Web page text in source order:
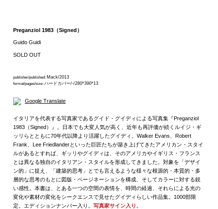
Preganziol 1983（Signed）
Guido Guidi
SOLD OUT
publisher/published: Mack/2013
format/pages/size: ハードカバー/-/280*390*13
Google Translate
イタリアを代表する写真家であるグイド・グイディによる写真集『Preganziol
1983（Signed）』。日本でも大変人気が高く、近年も再評価が続くルイジ・ギ
ッリらとともに70年代以降より活躍したグイディ。Walker Evans、Robert
Frank、Lee Friedlanderといった巨匠たちが築き上げてきたアメリカン・スタイ
ルがあるとすれば、ギッリやグイディは、そのアメリカやイギリス・フランス
とは異なる独自のイタリアン・スタイルを形成してきました。対象を「デザイ
ン的」に捉え、「建築的思考」とでも言えるような様々な根源的・本質的・多
層的な思考のもとに図版・ページネーションを構成、そしてカラーに対する鋭
い感性。本書は、とある一つの空間の表情を、時間の経過、それらによる光の
変化や素材の変化をシークエンスで見せたグイディらしい作品集。1000部限
定。エディションナンバー入り。 写真家サイン入り 。